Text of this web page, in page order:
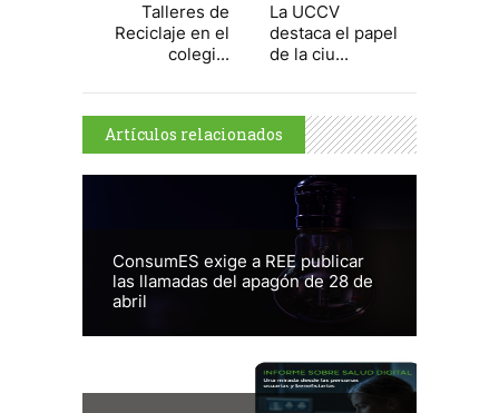
Talleres de
Reciclaje en el
colegi...
La UCCV
destaca el papel
de la ciu...
Artículos relacionados
ConsumES exige a REE publicar
las llamadas del apagón de 28 de
abril